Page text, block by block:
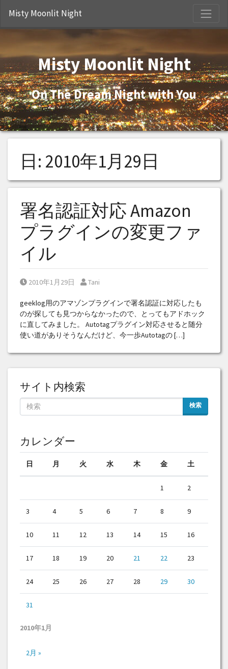
Misty Moonlit Night
Misty Moonlit Night
On The Dream Night with You
日: 2010年1月29日
署名認証対応 Amazon
プラグインの変更ファ
イル
Posted on
2010年1月29日 Posted by
Tani
geeklog用のアマゾンプラグインで署名認証に対応したも
のが探しても見つからなかったので、とってもアドホック
に直してみました。 Autotagプラグイン対応させると随分
使い道がありそうなんだけど、今一歩Autotagの […]
サイト内検索
検索
カレンダー
2010年1月
日 月 火 水 木 金 土
1 2
3 4 5 6 7 8 9
10 11 12 13 14 15 16
17 18 19 20 21 22 23
24 25 26 27 28 29 30
31
2月 »